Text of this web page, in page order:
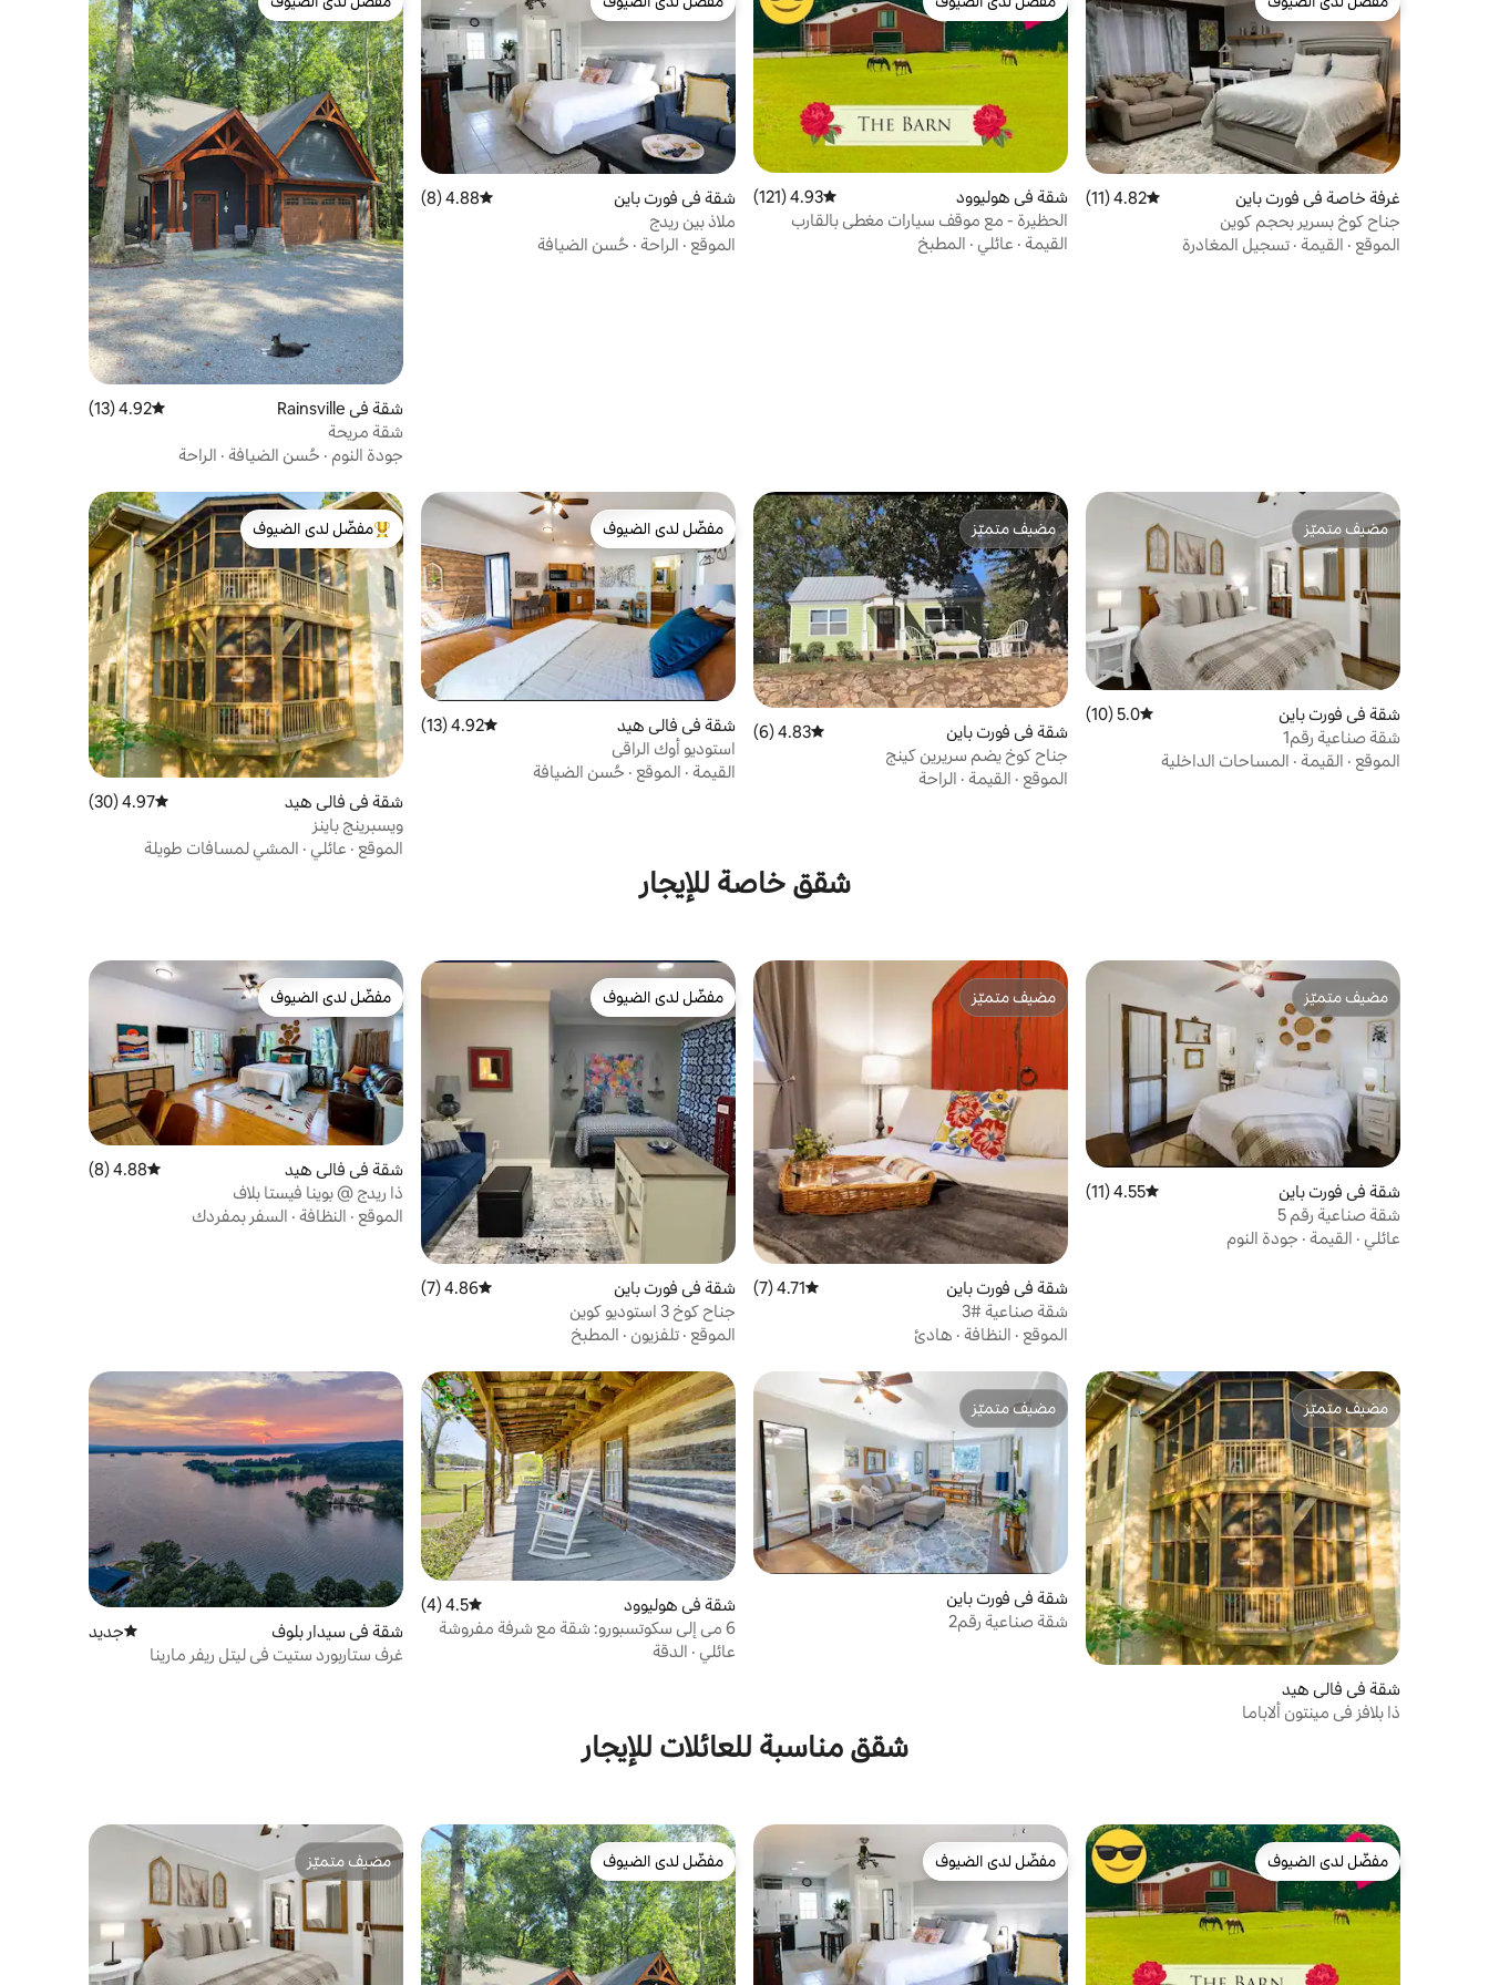
مفضّل لدى الضيوف
غرفة خاصة في فورت باين متوسط التقييم 4.82 من 5، 11 مراجعات
4.82 (11)
جناح كوخ بسرير بحجم كوين
الموقع · القيمة · تسجيل المغادرة
مفضّل لدى الضيوف
شقة في هوليوود متوسط التقييم 4.93 من 5، 121 مراجعات
4.93 (121)
الحظيرة - مع موقف سيارات مغطى بالقارب
القيمة · عائلي · المطبخ
مفضّل لدى الضيوف
شقة في فورت باين متوسط التقييم 4.88 من 5، 8 مراجعات
4.88 (8)
ملاذ بين ريدج
الموقع · الراحة · حُسن الضيافة
مفضّل لدى الضيوف
شقة في Rainsville متوسط التقييم 4.92 من 5، 13 مراجعات
4.92 (13)
شقة مريحة
جودة النوم · حُسن الضيافة · الراحة
مضيف متميّز
مضيف متميّز
شقة في فورت باين متوسط التقييم 5.0 من 5، 10 مراجعات
5.0 (10)
شقة صناعية رقم1
الموقع · القيمة · المساحات الداخلية
مضيف متميّز
مضيف متميّز
شقة في فورت باين متوسط التقييم 4.83 من 5، 6 مراجعات
4.83 (6)
جناح كوخ يضم سريرين كينج
الموقع · القيمة · الراحة
مفضّل لدى الضيوف
مفضّل لدى الضيوف
شقة في فالي هيد متوسط التقييم 4.92 من 5، 13 مراجعات
4.92 (13)
استوديو أوك الراقي
القيمة · الموقع · حُسن الضيافة
من أبرز البيوت المفضّلة لدى الضيوف
مفضّل لدى الضيوف
شقة في فالي هيد متوسط التقييم 4.97 من 5، 30 مراجعات
4.97 (30)
ويسبرينج باينز
الموقع · عائلي · المشي لمسافات طويلة
شقق خاصة للإيجار
مضيف متميّز
مضيف متميّز
شقة في فورت باين متوسط التقييم 4.55 من 5، 11 مراجعات
4.55 (11)
شقة صناعية رقم 5
عائلي · القيمة · جودة النوم
مضيف متميّز
مضيف متميّز
شقة في فورت باين متوسط التقييم 4.71 من 5، 7 مراجعات
4.71 (7)
شقة صناعية #3
الموقع · النظافة · هادئ
مفضّل لدى الضيوف
مفضّل لدى الضيوف
شقة في فورت باين متوسط التقييم 4.86 من 5، 7 مراجعات
4.86 (7)
جناح كوخ 3 استوديو كوين
الموقع · تلفزيون · المطبخ
مفضّل لدى الضيوف
مفضّل لدى الضيوف
شقة في فالي هيد متوسط التقييم 4.88 من 5، 8 مراجعات
4.88 (8)
ذا ريدج @ بوينا فيستا بلاف
الموقع · النظافة · السفر بمفردك
مضيف متميّز
مضيف متميّز
شقة في فالي هيد
ذا بلافز في مينتون ألاباما
مضيف متميّز
مضيف متميّز
شقة في فورت باين
شقة صناعية رقم2
شقة في هوليوود متوسط التقييم 4.5 من 5، 4 مراجعات
4.5 (4)
6 مي إلى سكوتسبورو: شقة مع شرفة مفروشة
عائلي · الدقة
شقة في سيدار بلوف مكان إقامة جديد
جديد
غرف ستاربورد ستيت في ليتل ريفر مارينا
شقق مناسبة للعائلات للإيجار
مفضّل لدى الضيوف
مفضّل لدى الضيوف
مفضّل لدى الضيوف
مفضّل لدى الضيوف
مفضّل لدى الضيوف
مفضّل لدى الضيوف
مضيف متميّز
مضيف متميّز